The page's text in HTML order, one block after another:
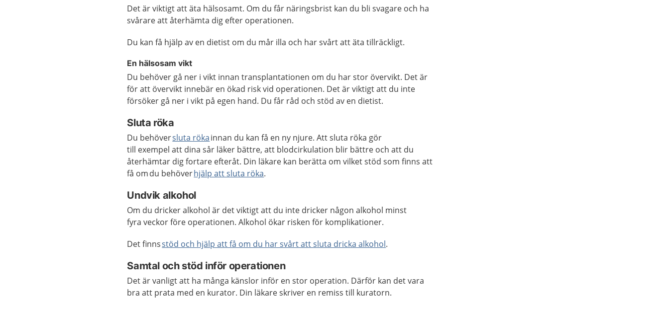
Det är viktigt att äta hälsosamt. Om du får näringsbrist kan du bli svagare och ha
svårare att återhämta dig efter operationen.
Du kan få hjälp av en dietist om du mår illa och har svårt att äta tillräckligt.
En hälsosam vikt
Du behöver gå ner i vikt innan transplantationen om du har stor övervikt. Det är
för att övervikt innebär en ökad risk vid operationen. Det är viktigt att du inte
försöker gå ner i vikt på egen hand. Du får råd och stöd av en dietist.
Sluta röka
Du behöversluta rökainnan du kan få en ny njure. Att sluta röka gör
till exempel att dina sår läker bättre, att blodcirkulation blir bättre och att du
återhämtar dig fortare efteråt. Din läkare kan berätta om vilket stöd som finns att
få om du behöverhjälp att sluta röka.
Undvik alkohol
Om du dricker alkohol är det viktigt att du inte dricker någon alkohol minst
fyra veckor före operationen. Alkohol ökar risken för komplikationer.
Det finnsstöd och hjälp att få om du har svårt att sluta dricka alkohol.
Samtal och stöd inför operationen
Det är vanligt att ha många känslor inför en stor operation. Därför kan det vara
bra att prata med en kurator. Din läkare skriver en remiss till kuratorn.